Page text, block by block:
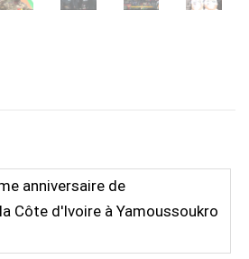
anniversaire de
Côte d'Ivoire à Yamoussoukro